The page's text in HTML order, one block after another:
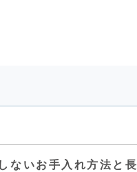
ないお手入れ方法と長